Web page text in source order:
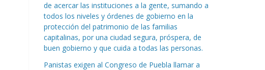
de acercar las instituciones a la gente, sumando a
todos los niveles y órdenes de gobierno en la
protección del patrimonio de las familias
capitalinas, por una ciudad segura, próspera, de
buen gobierno y que cuida a todas las personas.
Panistas exigen al Congreso de Puebla llamar a